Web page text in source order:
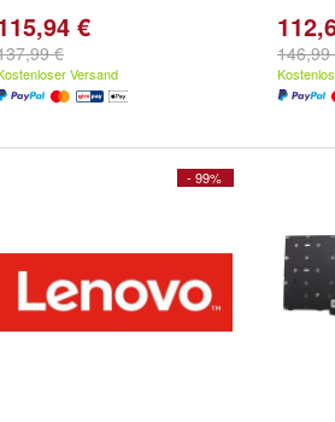
€
€
Versand
146,99
- 99%